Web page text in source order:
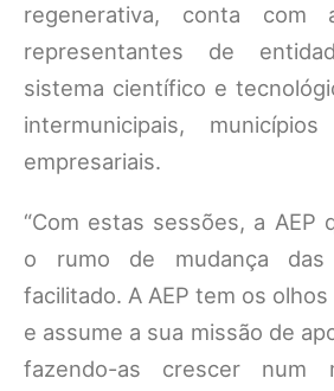
regenerativa, conta com
representantes de
sistema científico e
intermunicipais,
empresariais.
“Com estas sessões, a AEP
o rumo de mudança das
facilitado. A AEP tem os
e assume a sua missão de
fazendo-as crescer num